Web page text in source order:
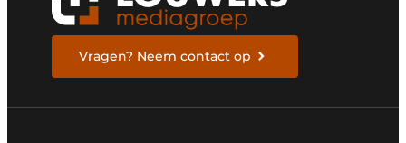
Vragen? Neem contact op